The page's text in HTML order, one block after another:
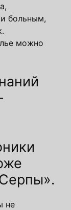
больным,
можно
не